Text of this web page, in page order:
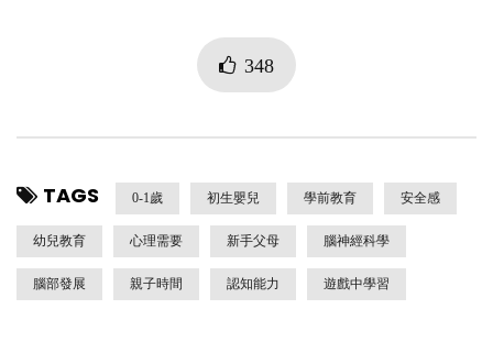
348
TAGS 0-1歲 初生嬰兒 學前教育 安全感
幼兒教育 心理需要 新手父母 腦神經科學
腦部發展 親子時間 認知能力 遊戲中學習